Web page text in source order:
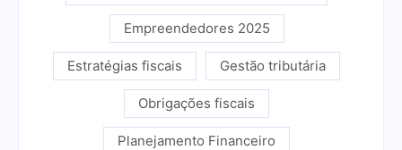
Empreendedores 2025
Estratégias fiscais Gestão tributária
Obrigações fiscais
Planejamento Financeiro